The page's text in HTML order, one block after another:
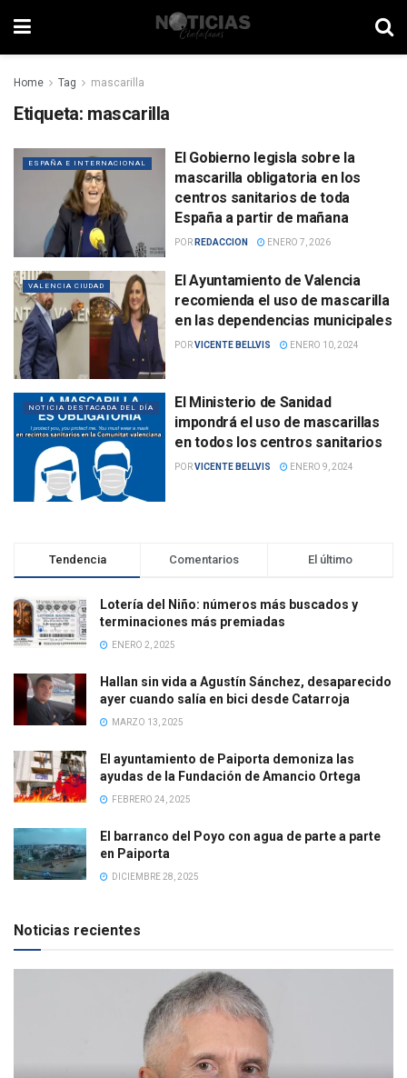
Home Tag mascarilla
Etiqueta: mascarilla
ESPAÑA E INTERNACIONAL
El Gobierno legisla sobre la
mascarilla obligatoria en los
centros sanitarios de toda
España a partir de mañana
POR REDACCION ENERO 7, 2026
VALENCIA CIUDAD
El Ayuntamiento de Valencia
recomienda el uso de mascarilla
en las dependencias municipales
PORVICENTE BELLVIS ENERO 10, 2024
NOTICIA DESTACADA DEL DÍA
El Ministerio de Sanidad
impondrá el uso de mascarillas
en todos los centros sanitarios
PORVICENTE BELLVIS ENERO 9, 2024
Tendencia Comentarios El último
Lotería del Niño: números más buscados y
terminaciones más premiadas
ENERO 2, 2025
Hallan sin vida a Agustín Sánchez, desaparecido
ayer cuando salía en bici desde Catarroja
MARZO 13, 2025
El ayuntamiento de Paiporta demoniza las
ayudas de la Fundación de Amancio Ortega
FEBRERO 24, 2025
El barranco del Poyo con agua de parte a parte
en Paiporta
DICIEMBRE 28, 2025
Noticias recientes